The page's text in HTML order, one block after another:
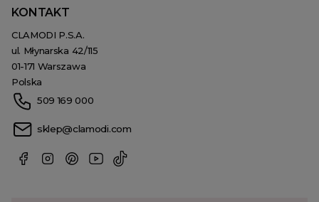
KONTAKT
CLAMODI P.S.A.
ul. Młynarska 42/115
01-171 Warszawa
Polska
509 169 000
sklep@clamodi.com